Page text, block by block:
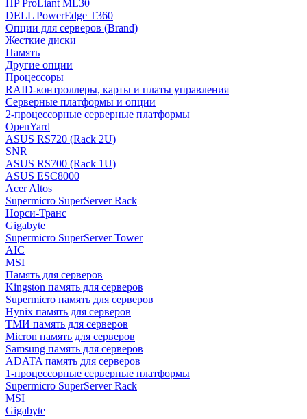
HP ProLiant ML30
DELL PowerEdge T360
Опции для серверов (Brand)
Жесткие диски
Память
Другие опции
Процессоры
RAID-контроллеры, карты и платы управления
Серверные платформы и опции
2-процессорные серверные платформы
OpenYard
ASUS RS720 (Rack 2U)
SNR
ASUS RS700 (Rack 1U)
ASUS ESC8000
Acer Altos
Supermicro SuperServer Rack
Норси-Транс
Gigabyte
Supermicro SuperServer Tower
AIC
MSI
Память для серверов
Kingston память для серверов
Supermicro память для серверов
Hynix память для серверов
ТМИ память для серверов
Micron память для серверов
Samsung память для серверов
ADATA память для серверов
1-процессорные серверные платформы
Supermicro SuperServer Rack
MSI
Gigabyte